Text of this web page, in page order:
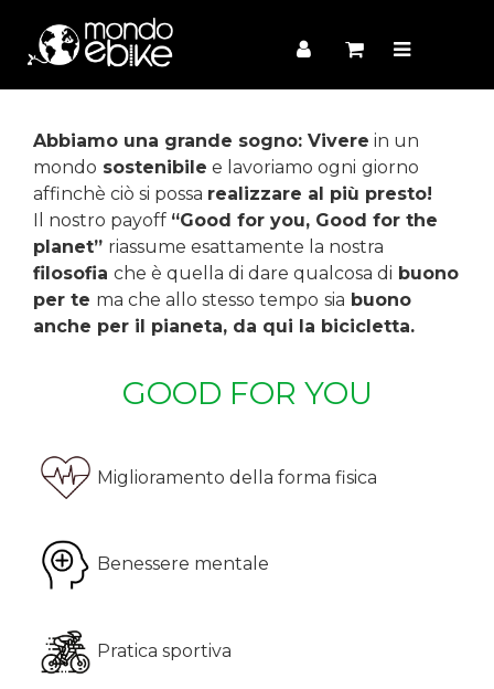
Abbiamo una grande sogno: Vivere in un
mondo sostenibile e lavoriamo ogni giorno
affinchè ciò si possa realizzare al più presto!
Il nostro payoff “Good for you, Good for the
planet” riassume esattamente la nostra
filosofia che è quella di dare qualcosa di buono
per te ma che allo stesso tempo sia buono
anche per il pianeta, da qui la bicicletta.
GOOD FOR YOU
Miglioramento della forma fisica
Benessere mentale
Pratica sportiva